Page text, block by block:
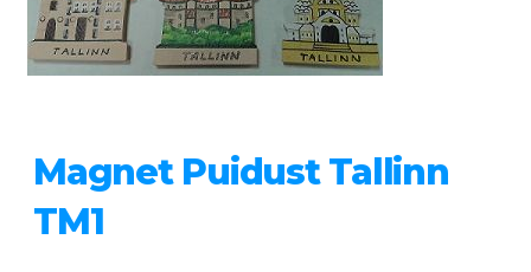
Magnet Puidust Tallinn
TM1